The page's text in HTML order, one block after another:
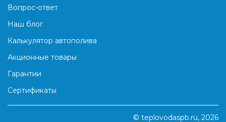
Вопрос-ответ
Наш блог
Калькулятор автополива
Акционные товары
Гарантии
Сертификаты
© teplovodaspb.ru, 2026